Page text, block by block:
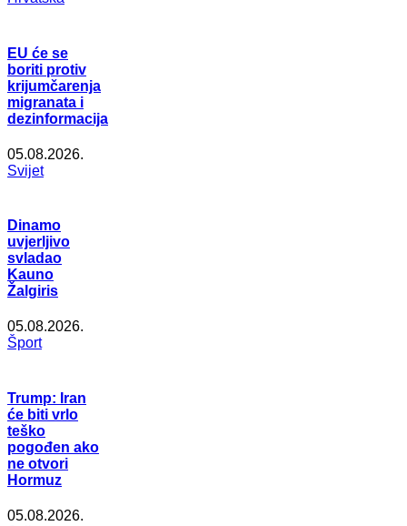
EU će se
boriti protiv
krijumčarenja
migranata i
dezinformacija
05.08.2026.
Svijet
Dinamo
uvjerljivo
svladao
Kauno
Žalgiris
05.08.2026.
Šport
Trump: Iran
će biti vrlo
teško
pogođen ako
ne otvori
Hormuz
05.08.2026.